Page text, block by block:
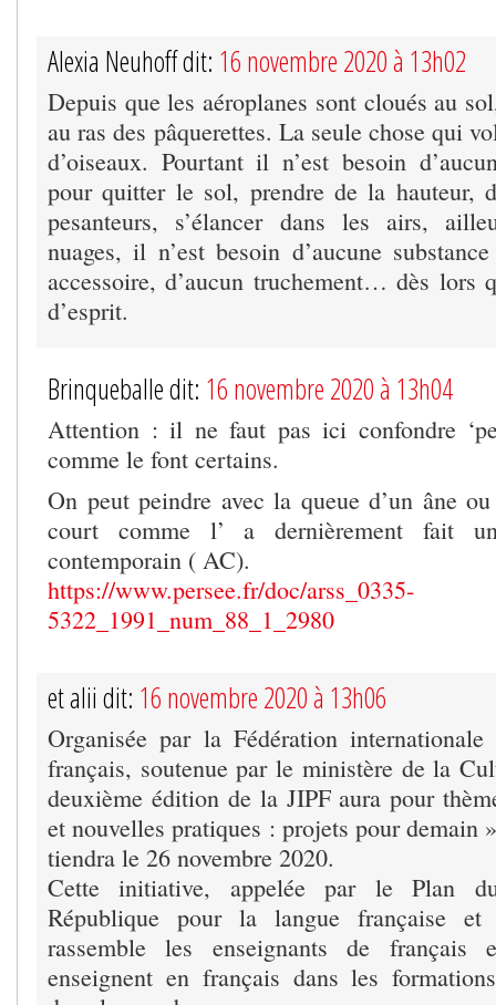
Alexia Neuhoff dit: 16 novembre 2020 à 13h02
Depuis que les aéroplanes sont cloués au
au ras des pâquerettes. La seule chose qui
d’oiseaux. Pourtant il n’est besoin
pour quitter le sol, prendre de la hauteur,
pesanteurs, s’élancer dans les airs,
nuages, il n’est besoin d’aucune
accessoire, d’aucun truchement… dès lors
d’esprit.
Brinqueballe dit: 16 novembre 2020 à 13h04
Attention : il ne faut pas ici confondre
comme le font certains.
On peut peindre avec la queue d’un âne
court comme l’ a dernièrement fait
contemporain ( AC).
https://www.persee.fr/doc/arss_0335-
5322_1991_num_88_1_2980
et alii dit: 16 novembre 2020 à 13h06
Organisée par la Fédération internationale
français, soutenue par le ministère de la
deuxième édition de la JIPF aura pour
et nouvelles pratiques : projets pour demain
tiendra le 26 novembre 2020.
Cette initiative, appelée par le Plan
République pour la langue française et
rassemble les enseignants de
enseignent en français dans les